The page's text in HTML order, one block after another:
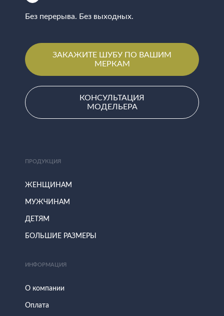
Без перерыва. Без выходных.
ЗАКАЖИТЕ ШУБУ ПО ВАШИМ
МЕРКАМ
КОНСУЛЬТАЦИЯ
МОДЕЛЬЕРА
ПРОДУКЦИЯ
ЖЕНЩИНАМ
МУЖЧИНАМ
ДЕТЯМ
БОЛЬШИЕ РАЗМЕРЫ
ИНФОРМАЦИЯ
О компании
Оплата